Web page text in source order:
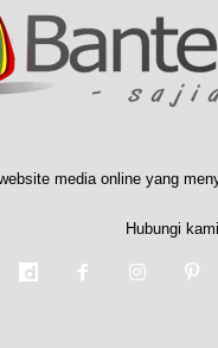
media online yang
Hubungi